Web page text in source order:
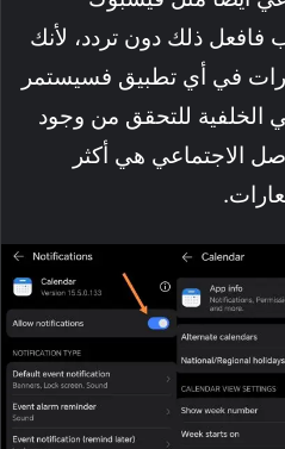
فافعل ذلك دون تردد، لأنك
في أي تطبيق فسيستمر
الخلفية للتحقق من وجود
الاجتماعي هي أكثر